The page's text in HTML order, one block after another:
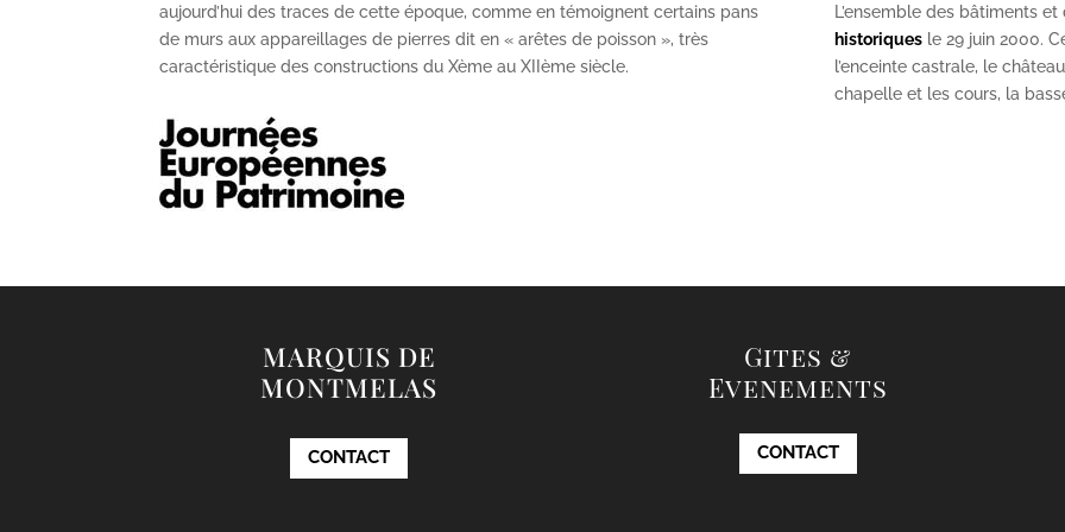
aujourd’hui des traces de cette époque, comme en témoignent certains pans
de murs aux appareillages de pierres dit en « arêtes de poisson », très
caractéristique des constructions du Xème au XIIème siècle.
L’ensemble des bâtiments
historiquesle 29 juin 2000.
l’enceinte castrale, le
chapelle et les cours, la
MARQUIS DE
MONTMELAS
CONTACT
Gites &
Evenements
CONTACT